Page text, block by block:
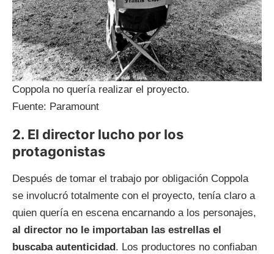
Coppola no quería realizar el proyecto.
Fuente: Paramount
2. El director lucho por los
protagonistas
Después de tomar el trabajo por obligación Coppola
se involucró totalmente con el proyecto, tenía claro a
quien quería en escena encarnando a los personajes,
al director no le importaban las estrellas el
buscaba autenticidad . Los productores no confiaban